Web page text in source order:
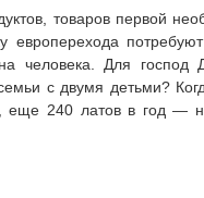
товаров первой
европерехода
человека. Для господ
с двумя детьми?
еще 240 латов в год —